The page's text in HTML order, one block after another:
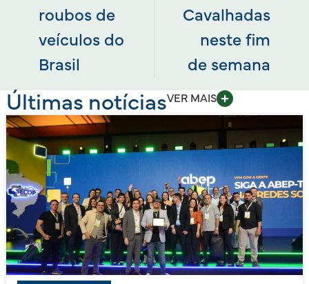
roubos de
veículos do
Brasil
Cavalhadas
neste fim
de semana
Últimas notíciasVER MAIS